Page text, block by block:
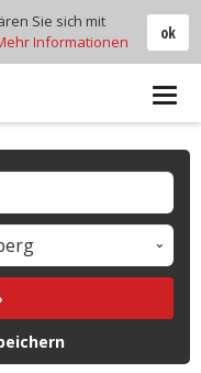
ok
Sie sich mit
Informationen